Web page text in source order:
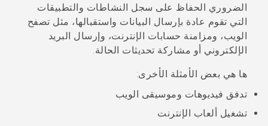
الدعم
أجهزة HTC والملحقات
الضروري الحفاظ على سجل النشاطات والتطبيقات
التي تقوم عادة بإرسال البيانات واستقبالها، مثل تصفح
الويب، ومزامنة حسابات الإنترنت، وإرسال البريد
الإلكتروني أو مشاركة تحديثات الحالة.
ها هي بعض الأمثلة الأخرى:
تدفق فيديوهات وموسيقى الويب
تشغيل ألعاب الإنترنت